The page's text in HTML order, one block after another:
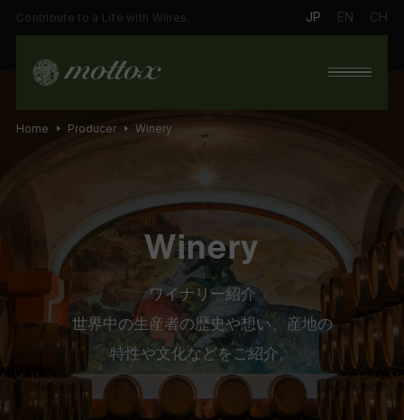
Contribute to a Life with Wines. JP EN CH
Winery
ワイナリー紹介
世界中の生産者の歴史や想い、産地の
特性や文化などをご紹介。
Home Producer Winery